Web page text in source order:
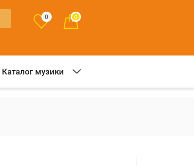
0 0
Каталог музики